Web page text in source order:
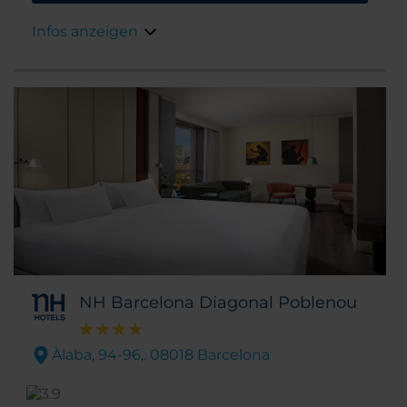
eine avantgardistische Kreation des
Infos anzeigen
NH Barcelona Diagonal Poblenou
Àlaba, 94-96,. 08018 Barcelona